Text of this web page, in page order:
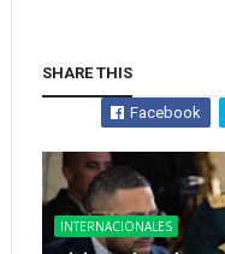
SHARE THIS
Facebook
INTERNACIONALES